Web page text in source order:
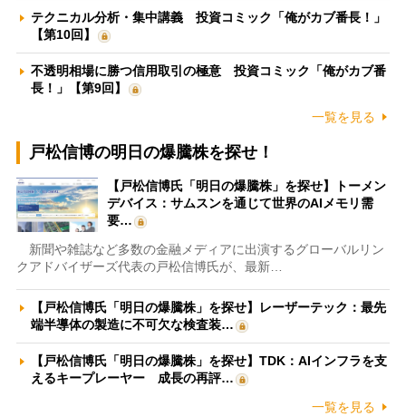
テクニカル分析・集中講義 投資コミック「俺がカブ番長！」
【第10回】
不透明相場に勝つ信用取引の極意 投資コミック「俺がカブ番
長！」【第9回】
一覧を見る
戸松信博の明日の爆騰株を探せ！
【戸松信博氏「明日の爆騰株」を探せ】トーメン
デバイス：サムスンを通じて世界のAIメモリ需
要…
新聞や雑誌など多数の金融メディアに出演するグローバルリン
クアドバイザーズ代表の戸松信博氏が、最新…
【戸松信博氏「明日の爆騰株」を探せ】レーザーテック：最先
端半導体の製造に不可欠な検査装…
【戸松信博氏「明日の爆騰株」を探せ】TDK：AIインフラを支
えるキープレーヤー 成長の再評…
一覧を見る